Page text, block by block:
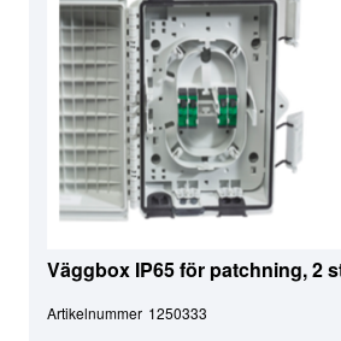
Väggbox IP65 för patchning, 2
Artikelnummer 1250333